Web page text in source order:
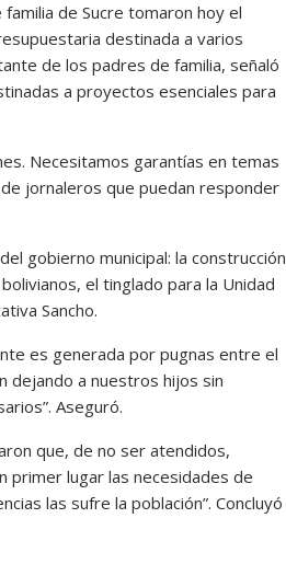
de Sucre tomaron hoy el
destinada a varios
de los padres de familia, señaló
a proyectos esenciales para
Necesitamos garantías en temas
jornaleros que puedan responder
gobierno municipal: la construcción
el tinglado para la Unidad
Sancho.
es generada por pugnas entre el
dejando a nuestros hijos sin
Aseguró.
que, de no ser atendidos,
primer lugar las necesidades de
las sufre la población”. Concluyó